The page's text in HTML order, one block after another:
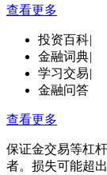
查看更多
投资百科|
金融词典|
学习交易|
金融问答
查看更多
保证金交易等杠
者。损失可能超